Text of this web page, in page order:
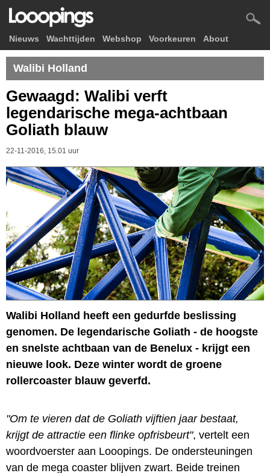
Nieuws Wachttijden Webshop Voorkeuren About
Walibi Holland
Gewaagd: Walibi verft
legendarische mega-achtbaan
Goliath blauw
22-11-2016, 15.01 uur
Walibi Holland heeft een gedurfde beslissing
genomen. De legendarische Goliath - de hoogste
en snelste achtbaan van de Benelux - krijgt een
nieuwe look. Deze winter wordt de groene
rollercoaster blauw geverfd.
"Om te vieren dat de Goliath vijftien jaar bestaat,
krijgt de attractie een flinke opfrisbeurt", vertelt een
woordvoerster aan Looopings. De ondersteuningen
van de mega coaster blijven zwart. Beide treinen